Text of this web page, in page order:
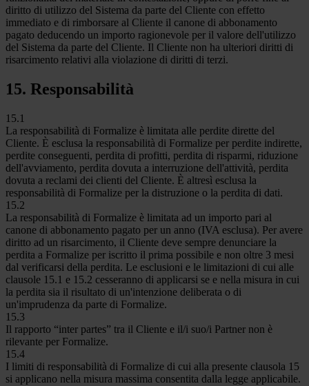
diritto di utilizzo del Sistema da parte del Cliente con effetto
immediato e di rimborsare al Cliente il canone di abbonamento
pagato deducendo un importo ragionevole per il valore dell'utilizzo
del Sistema da parte del Cliente. Il Cliente non ha ulteriori diritti di
risarcimento relativi alla violazione di diritti di terzi.
15. Responsabilità
15.1
La responsabilità di Formalize è limitata alle perdite dirette del
Cliente. È esclusa la responsabilità di Formalize per perdite indirette,
perdite conseguenti, perdita di profitti, perdita di risparmi, riduzione
dell'avviamento, perdita dovuta a interruzione dell'attività, perdita
dovuta a reclami dei clienti del Cliente. È altresì esclusa la
responsabilità di Formalize per la distruzione o la perdita di dati.
15.2
La responsabilità di Formalize è limitata ad un importo pari al
canone di abbonamento pagato per un anno (IVA esclusa). Per avere
diritto ad un risarcimento, il Cliente deve sempre denunciare la
perdita a Formalize per iscritto il prima possibile e non oltre 3 mesi
dal verificarsi della perdita. Le esclusioni e le limitazioni di cui alle
clausole 15.1 e 15.2 cesseranno di applicarsi se e nella misura in cui
la perdita sia il risultato di un'intenzione deliberata o di
un'imprudenza da parte di Formalize.
15.3
Il rapporto “inter partes” tra il Cliente e il/i suo/i Partner non è
rilevante per Formalize.
15.4
I limiti di responsabilità di Formalize di cui alla presente clausola 15
si applicano nella misura massima consentita dalla legge applicabile.